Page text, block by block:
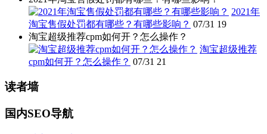
2021年
淘宝售假处罚都有哪些？有哪些影响？ 07/31 19
淘宝超级推荐cpm如何开？怎么操作？
淘宝超级推荐
cpm如何开？怎么操作？ 07/31 21
读者墙
国内SEO导航